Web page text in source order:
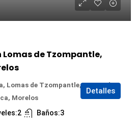
Lomas de Tzompantle,
Lomas de Tzompantle, Lomas de
Morelos
2 Baños:3
Detalles